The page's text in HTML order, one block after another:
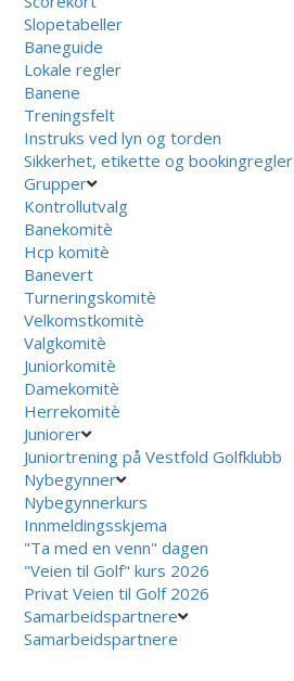
Slopetabeller
Baneguide
Lokale regler
Banene
Treningsfelt
Instruks ved lyn og torden
Sikkerhet, etikette og bookingregler
Grupper
Kontrollutvalg
Banekomitè
Hcp komitè
Banevert
Turneringskomitè
Velkomstkomitè
Valgkomitè
Juniorkomitè
Damekomitè
Herrekomitè
Juniorer
Juniortrening på Vestfold Golfklubb
Nybegynner
Nybegynnerkurs
Innmeldingsskjema
"Ta med en venn" dagen
"Veien til Golf" kurs 2026
Privat Veien til Golf 2026
Samarbeidspartnere
Samarbeidspartnere